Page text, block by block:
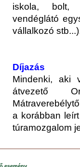
iskola, bolt,
vendéglátó
vállalkozó
Díjazás
Mindenki, aki
átvezető
a korábban
túramozgalom